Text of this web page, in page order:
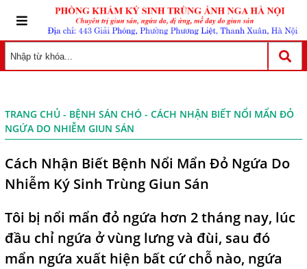
TRANG CHỦ- BỆNH SÁN CHÓ- CÁCH NHẬN BIẾT NỔI MẨN ĐỎ
NGỨA DO NHIỄM GIUN SÁN
Cách Nhận Biết Bệnh Nổi Mẩn Đỏ Ngứa Do
Nhiễm Ký Sinh Trùng Giun Sán
Tôi bị nổi mẩn đỏ ngứa hơn 2 tháng nay, lúc
đầu chỉ ngứa ở vùng lưng và đùi, sau đó
mẩn ngứa xuất hiện bất cứ chỗ nào, ngứa